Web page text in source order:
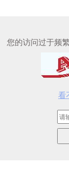
您的访问过于频
看